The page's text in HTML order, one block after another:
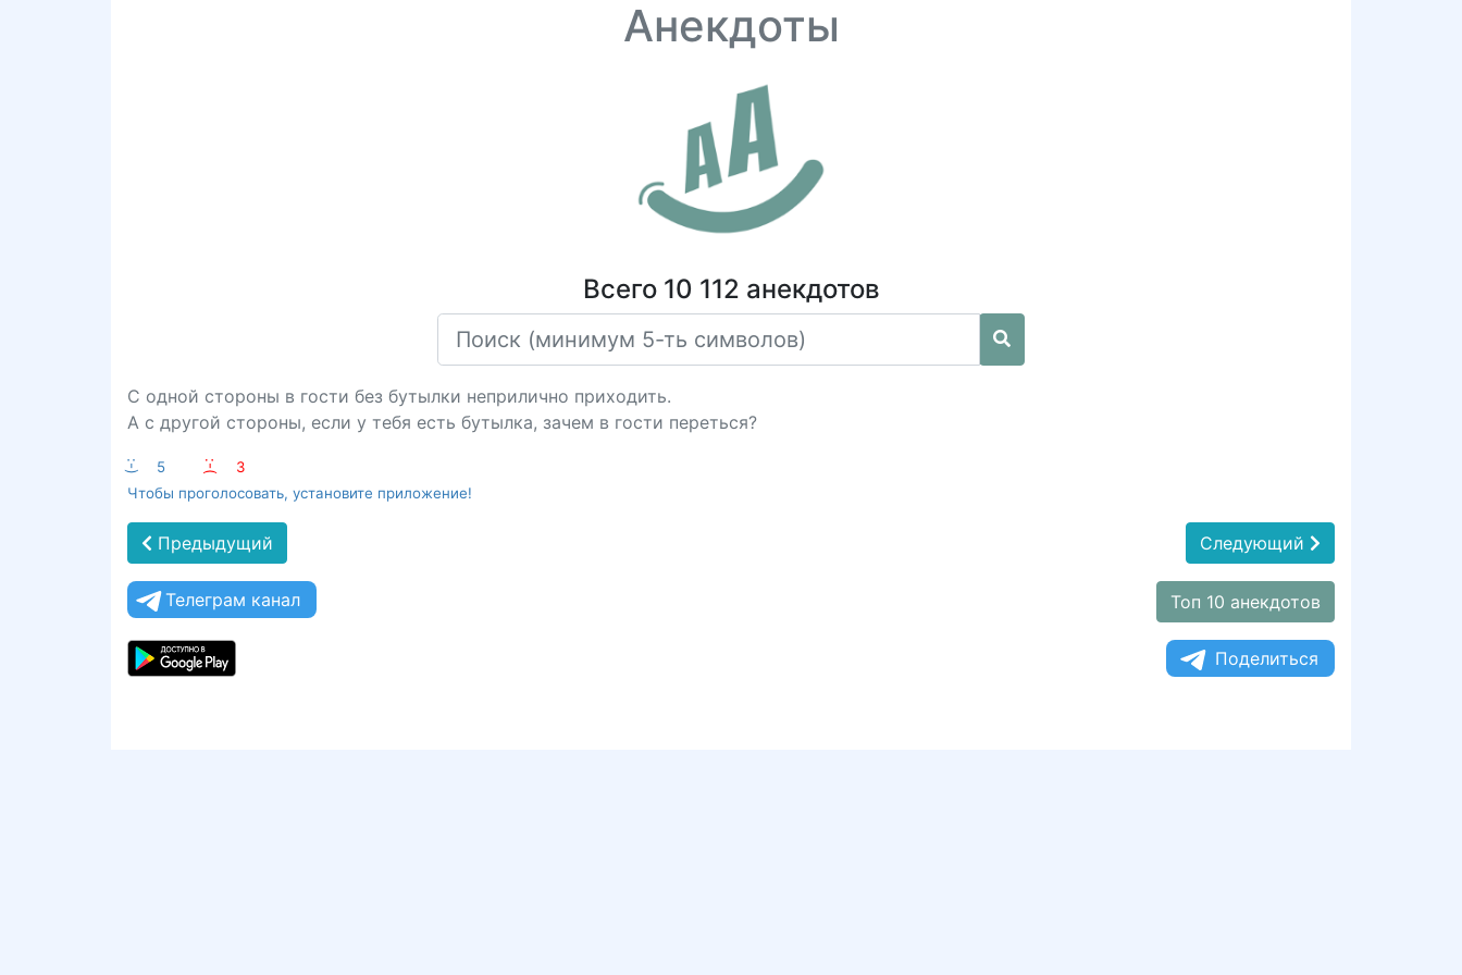
Анекдоты
Всего 10 112 анекдотов
С одной стороны в гости без бутылки неприлично приходить.
А с другой стороны, если у тебя есть бутылка, зачем в гости переться?
:-) 5 :-(
3
Чтобы проголосовать, установите приложение!
Предыдущий Следующий
Телеграм канал Топ 10 анекдотов
Поделиться